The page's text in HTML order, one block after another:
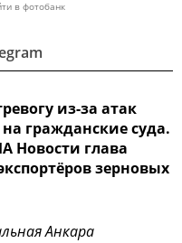
в фотобанк
из-за атак
гражданские суда.
Новости глава
зерновых
Анкара